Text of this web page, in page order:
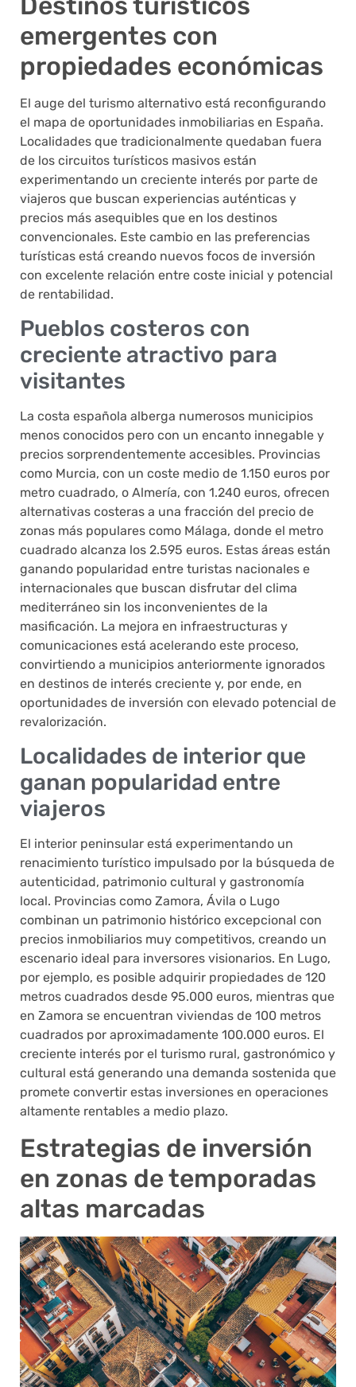
emergentes con
propiedades económicas
El auge del turismo alternativo está reconfigurando
el mapa de oportunidades inmobiliarias en España.
Localidades que tradicionalmente quedaban fuera
de los circuitos turísticos masivos están
experimentando un creciente interés por parte de
viajeros que buscan experiencias auténticas y
precios más asequibles que en los destinos
convencionales. Este cambio en las preferencias
turísticas está creando nuevos focos de inversión
con excelente relación entre coste inicial y potencial
de rentabilidad.
Pueblos costeros con
creciente atractivo para
visitantes
La costa española alberga numerosos municipios
menos conocidos pero con un encanto innegable y
precios sorprendentemente accesibles. Provincias
como Murcia, con un coste medio de 1.150 euros por
metro cuadrado, o Almería, con 1.240 euros, ofrecen
alternativas costeras a una fracción del precio de
zonas más populares como Málaga, donde el metro
cuadrado alcanza los 2.595 euros. Estas áreas están
ganando popularidad entre turistas nacionales e
internacionales que buscan disfrutar del clima
mediterráneo sin los inconvenientes de la
masificación. La mejora en infraestructuras y
comunicaciones está acelerando este proceso,
convirtiendo a municipios anteriormente ignorados
en destinos de interés creciente y, por ende, en
oportunidades de inversión con elevado potencial de
revalorización.
Localidades de interior que
ganan popularidad entre
viajeros
El interior peninsular está experimentando un
renacimiento turístico impulsado por la búsqueda de
autenticidad, patrimonio cultural y gastronomía
local. Provincias como Zamora, Ávila o Lugo
combinan un patrimonio histórico excepcional con
precios inmobiliarios muy competitivos, creando un
escenario ideal para inversores visionarios. En Lugo,
por ejemplo, es posible adquirir propiedades de 120
metros cuadrados desde 95.000 euros, mientras que
en Zamora se encuentran viviendas de 100 metros
cuadrados por aproximadamente 100.000 euros. El
creciente interés por el turismo rural, gastronómico y
cultural está generando una demanda sostenida que
promete convertir estas inversiones en operaciones
altamente rentables a medio plazo.
Estrategias de inversión
en zonas de temporadas
altas marcadas